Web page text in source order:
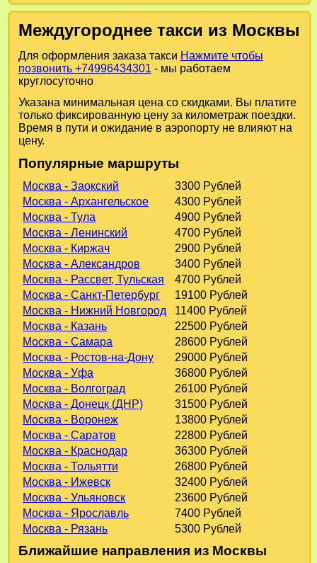
Междугороднее такси из Москвы
Для оформления заказа такси Нажмите чтобы
позвонить +74996434301 - мы работаем
круглосуточно
Указана минимальная цена со скидками. Вы платите
только фиксированную цену за километраж поездки.
Время в пути и ожидание в аэропорту не влияют на
цену.
Популярные маршруты
Москва - Заокский
3300 Рублей
Москва - Архангельское
4300 Рублей
Москва - Тула
4900 Рублей
Москва - Ленинский
4700 Рублей
Москва - Киржач
2900 Рублей
Москва - Александров
3400 Рублей
Москва - Рассвет, Тульская
4700 Рублей
Москва - Санкт-Петербург
19100 Рублей
Москва - Нижний Новгород
11400 Рублей
Москва - Казань
22500 Рублей
Москва - Самара
28600 Рублей
Москва - Ростов-на-Дону
29000 Рублей
Москва - Уфа
36800 Рублей
Москва - Волгоград
26100 Рублей
Москва - Донецк (ДНР)
31500 Рублей
Москва - Воронеж
13800 Рублей
Москва - Саратов
22800 Рублей
Москва - Краснодар
36300 Рублей
Москва - Тольятти
26800 Рублей
Москва - Ижевск
32400 Рублей
Москва - Ульяновск
23600 Рублей
Москва - Ярославль
7400 Рублей
Москва - Рязань
5300 Рублей
Ближайшие направления из Москвы